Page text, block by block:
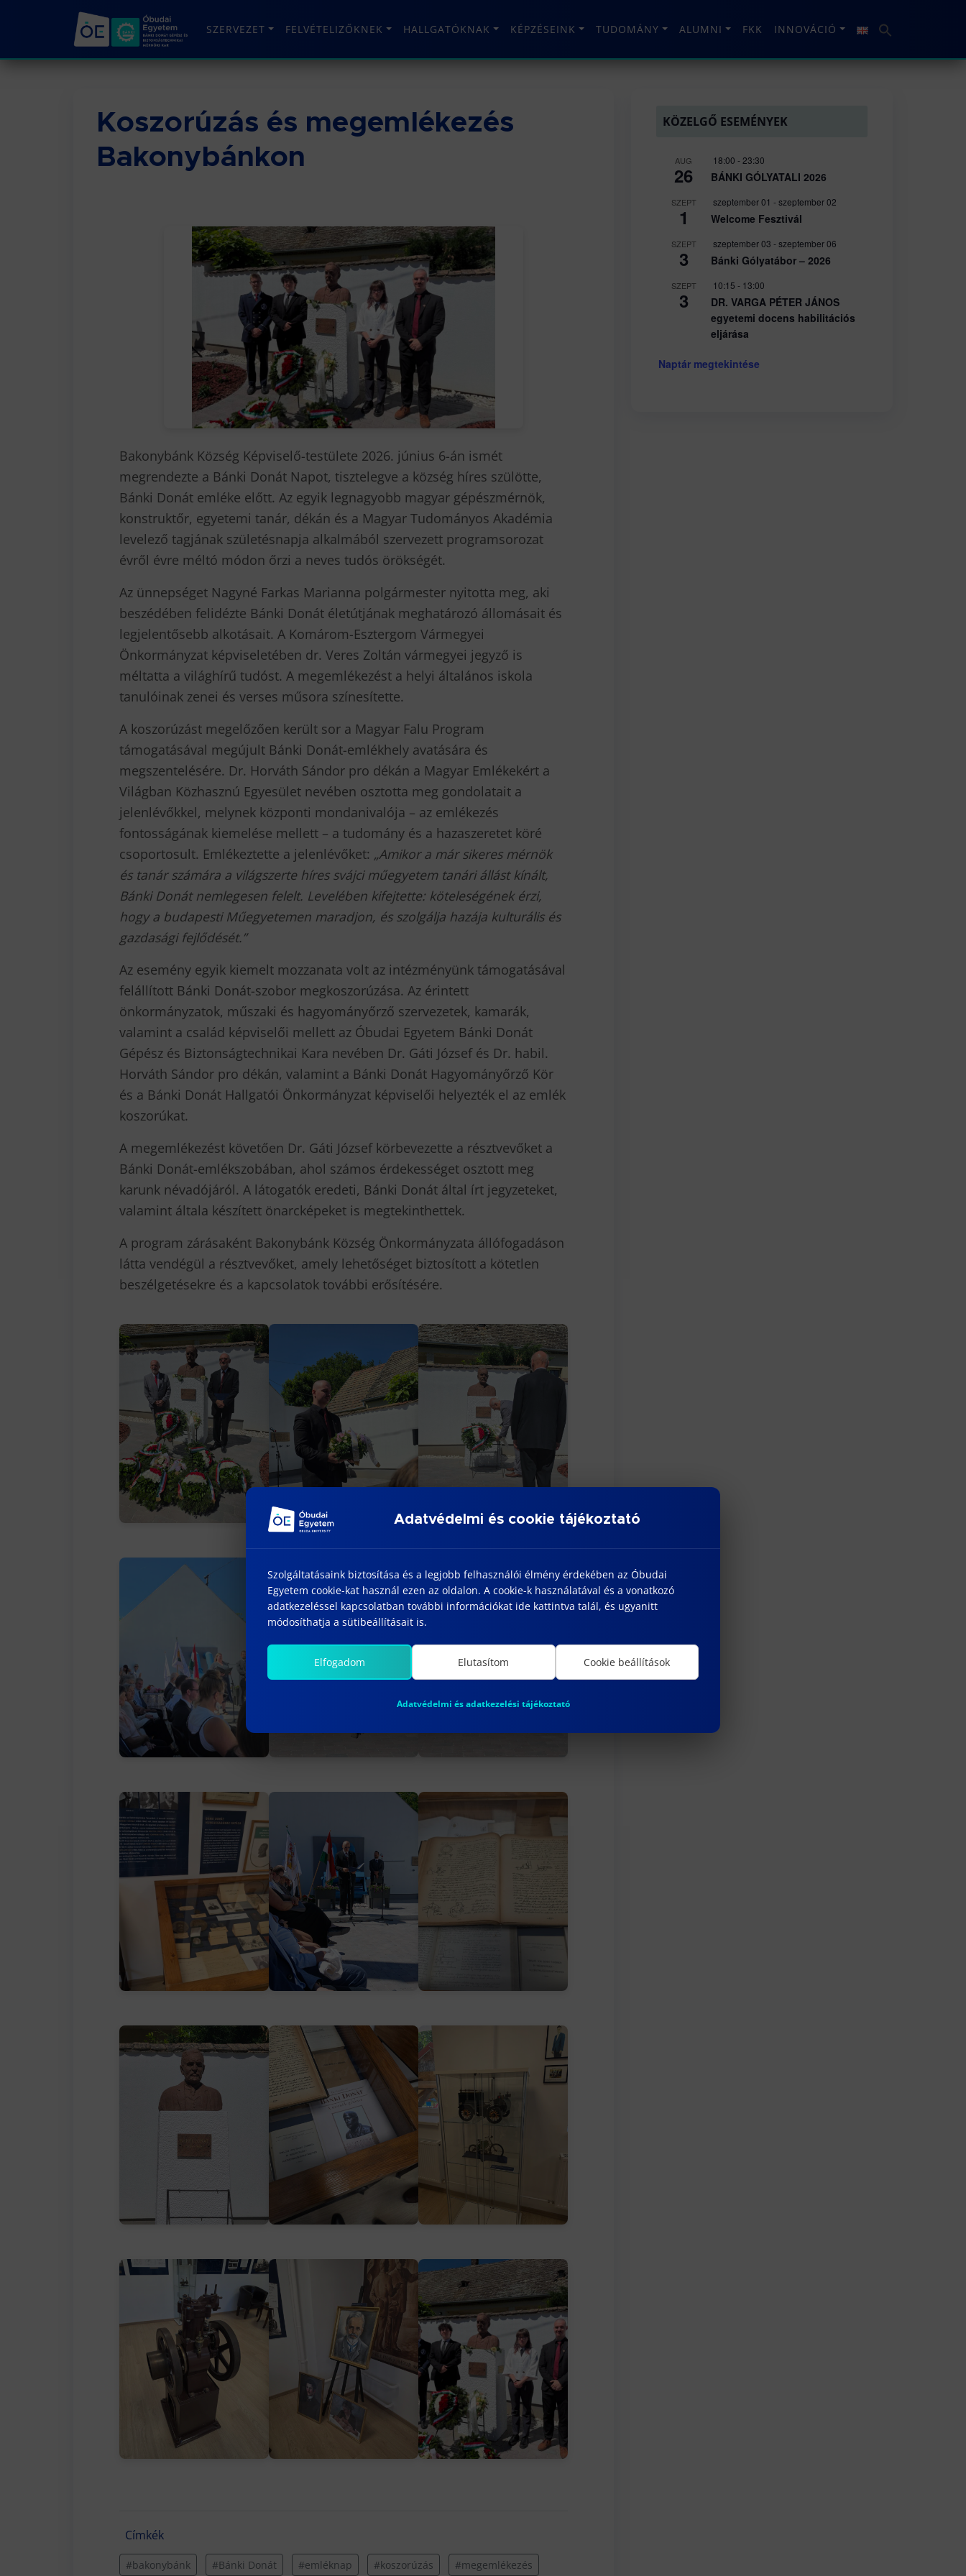
SZERVEZET FELVÉTELIZŐKNEK HALLGATÓKNAK KÉPZÉSEINK TUDOMÁNY ALUMNI FKK INNOVÁCIÓ
Koszorúzás és megemlékezés
Bakonybánkon
Bakonybánk Község Képviselő-testülete 2026. június 6-án ismét
megrendezte a Bánki Donát Napot, tisztelegve a község híres szülötte,
Bánki Donát emléke előtt. Az egyik legnagyobb magyar gépészmérnök,
konstruktőr, egyetemi tanár, dékán és a Magyar Tudományos Akadémia
levelező tagjának születésnapja alkalmából szervezett programsorozat
évről évre méltó módon őrzi a neves tudós örökségét.
Az ünnepséget Nagyné Farkas Marianna polgármester nyitotta meg, aki
beszédében felidézte Bánki Donát életútjának meghatározó állomásait és
legjelentősebb alkotásait. A Komárom-Esztergom Vármegyei
Önkormányzat képviseletében dr. Veres Zoltán vármegyei jegyző is
méltatta a világhírű tudóst. A megemlékezést a helyi általános iskola
tanulóinak zenei és verses műsora színesítette.
A koszorúzást megelőzően került sor a Magyar Falu Program
támogatásával megújult Bánki Donát-emlékhely avatására és
megszentelésére. Dr. Horváth Sándor pro dékán a Magyar Emlékekért a
Világban Közhasznú Egyesület nevében osztotta meg gondolatait a
jelenlévőkkel, melynek központi mondanivalója – az emlékezés
fontosságának kiemelése mellett – a tudomány és a hazaszeretet köré
csoportosult. Emlékeztette a jelenlévőket: „Amikor a már sikeres mérnök
és tanár számára a világszerte híres svájci műegyetem tanári állást kínált,
Bánki Donát nemlegesen felelt. Levelében kifejtette: köteleségének érzi,
hogy a budapesti Műegyetemen maradjon, és szolgálja hazája kulturális és
gazdasági fejlődését.”
Az esemény egyik kiemelt mozzanata volt az intézményünk támogatásával
felállított Bánki Donát-szobor megkoszorúzása. Az érintett
önkormányzatok, műszaki és hagyományőrző szervezetek, kamarák,
valamint a család képviselői mellett az Óbudai Egyetem Bánki Donát
Gépész és Biztonságtechnikai Kara nevében Dr. Gáti József és Dr. habil.
Horváth Sándor pro dékán, valamint a Bánki Donát Hagyományőrző Kör
és a Bánki Donát Hallgatói Önkormányzat képviselői helyezték el az emlék
koszorúkat.
A megemlékezést követően Dr. Gáti József körbevezette a résztvevőket a
Bánki Donát-emlékszobában, ahol számos érdekességet osztott meg
karunk névadójáról. A látogatók eredeti, Bánki Donát által írt jegyzeteket,
valamint általa készített önarcképeket is megtekinthettek.
A program zárásaként Bakonybánk Község Önkormányzata állófogadáson
látta vendégül a résztvevőket, amely lehetőséget biztosított a kötetlen
beszélgetésekre és a kapcsolatok további erősítésére.
Címkék
#bakonybánk #Bánki Donát #emléknap #koszorúzás #megemlékezés
KÖZELGŐ ESEMÉNYEK
AUG
26
18:00 - 23:30
BÁNKI GÓLYATALI 2026
SZEPT
1
szeptember 01 -szeptember 02
Welcome Fesztivál
SZEPT
3
szeptember 03 -szeptember 06
Bánki Gólyatábor – 2026
SZEPT
3
10:15 - 13:00
DR. VARGA PÉTER JÁNOS
egyetemi docens habilitációs
eljárása
Naptár megtekintése
Adatvédelmi és cookie tájékoztató
Szolgáltatásaink biztosítása és a legjobb felhasználói élmény érdekében az Óbudai
Egyetem cookie-kat használ ezen az oldalon. A cookie-k használatával és a vonatkozó
adatkezeléssel kapcsolatban további információkat ide kattintva talál, és ugyanitt
módosíthatja a sütibeállításait is.
Elfogadom Elutasítom Cookie beállítások
Adatvédelmi és adatkezelési tájékoztató